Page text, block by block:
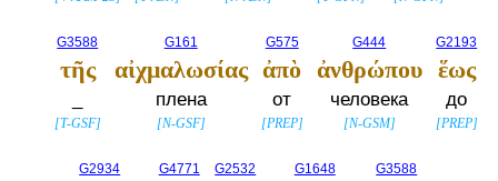
G3588
τῆς
[T-GSF]
G161
αἰχμαλωσίας
плена
[N-GSF]
G575
ἀπὸ
от
[PREP]
G444
ἀνθρώπου
человека
[N-GSM]
G2193
ἕως
до
[PREP]
G2934 G4771 G2532 G1648 G3588